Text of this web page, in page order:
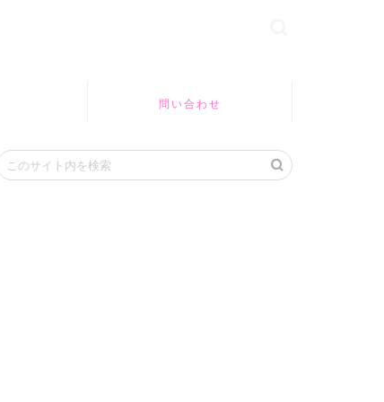
問い合わせ